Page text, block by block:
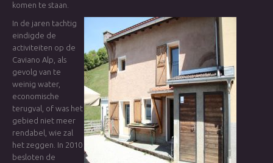
komen te staan.
In de jaren tachtig
eindigde de
activiteiten op de
Caviano Alp, als
gevolg van te
weinig water,
economische
terugval, of was het
gebied niet meer
rendabel, wie zal
het zeggen. In 2010
besloten de